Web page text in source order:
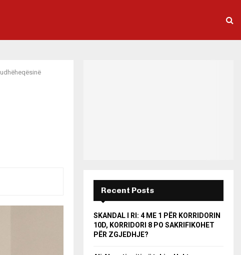
Recent Posts
SKANDAL I RI: 4 ME 1 PËR KORRIDORIN
10D, KORRIDORI 8 PO SAKRIFIKOHET
PËR ZGJEDHJE?